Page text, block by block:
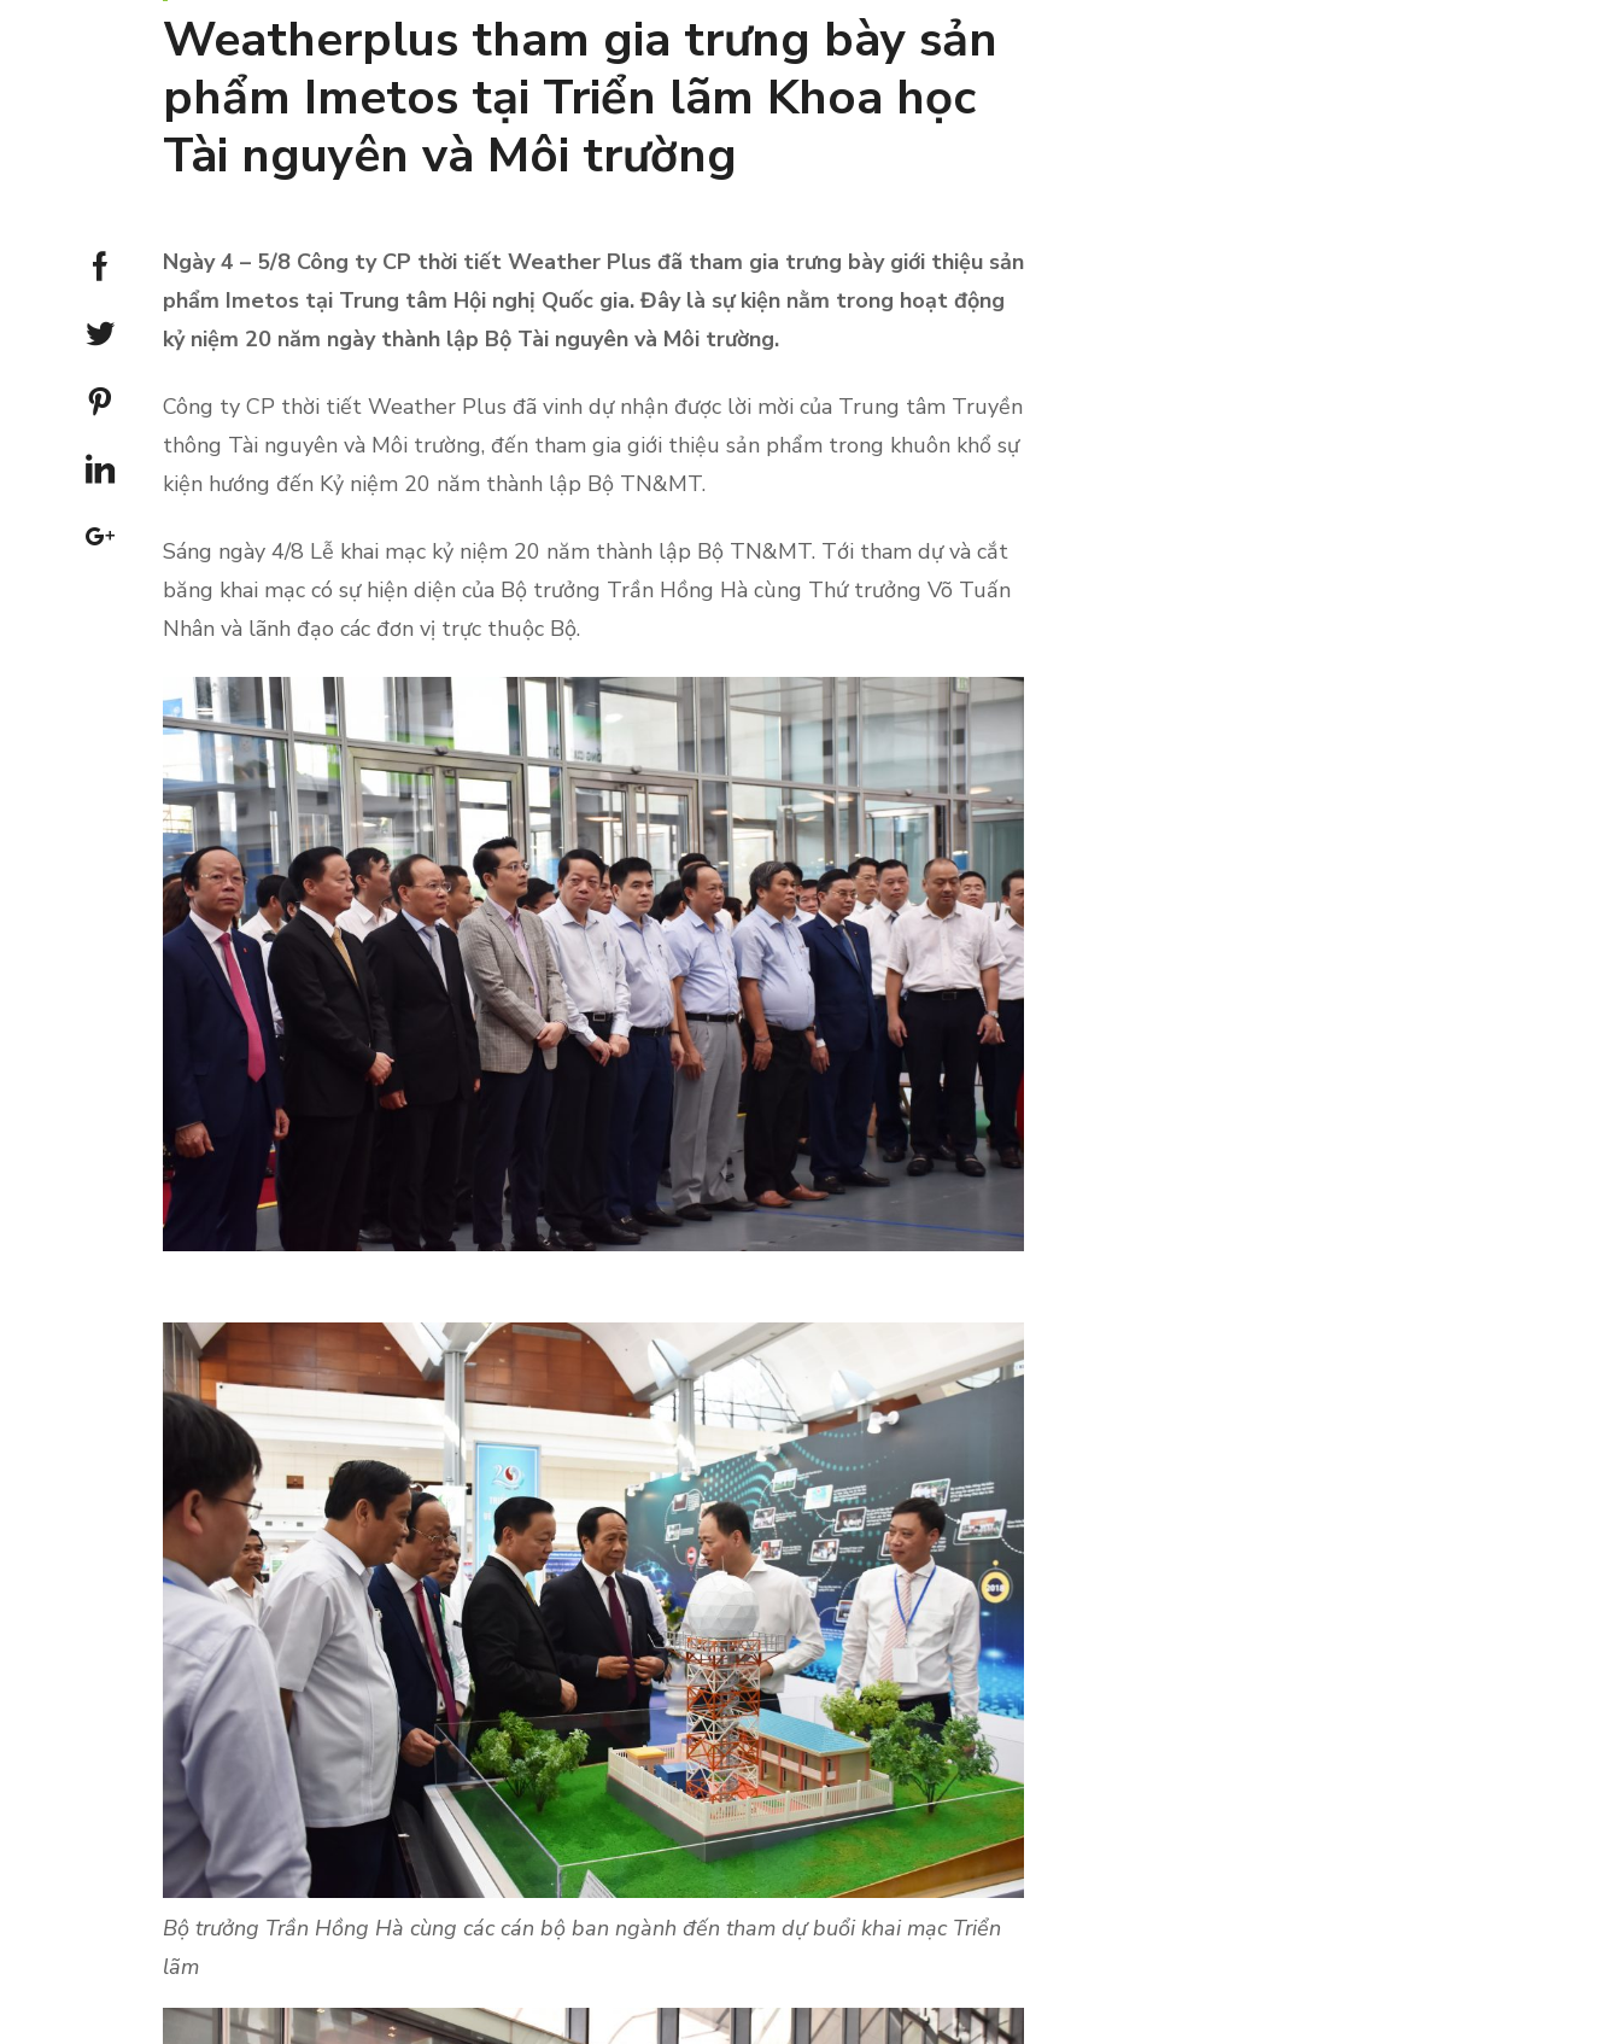
Weatherplus tham gia trưng bày sản
phẩm Imetos tại Triển lãm Khoa học
Tài nguyên và Môi trường
Ngày 4 – 5/8 Công ty CP thời tiết Weather Plus đã tham gia trưng bày giới thiệu sản
phẩm Imetos tại Trung tâm Hội nghị Quốc gia. Đây là sự kiện nằm trong hoạt động
kỷ niệm 20 năm ngày thành lập Bộ Tài nguyên và Môi trường.
Công ty CP thời tiết Weather Plus đã vinh dự nhận được lời mời của Trung tâm Truyền
thông Tài nguyên và Môi trường, đến tham gia giới thiệu sản phẩm trong khuôn khổ sự
kiện hướng đến Kỷ niệm 20 năm thành lập Bộ TN&MT.
Sáng ngày 4/8 Lễ khai mạc kỷ niệm 20 năm thành lập Bộ TN&MT. Tới tham dự và cắt
băng khai mạc có sự hiện diện của Bộ trưởng Trần Hồng Hà cùng Thứ trưởng Võ Tuấn
Nhân và lãnh đạo các đơn vị trực thuộc Bộ.
Bộ trưởng Trần Hồng Hà cùng các cán bộ ban ngành đến tham dự buổi khai mạc Triển
lãm